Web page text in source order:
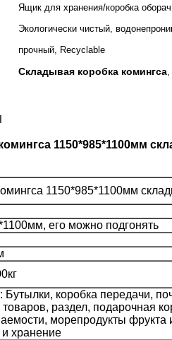
Ящик для хранения/коробка
Экологически чистый,
прочный, Recyclable
Складывая коробка комингса,
1150*985*1100мм
1150*985*1100мм
его можно подгонять
Бутылки, коробка передачи,
раздел, подарочная
морепродукты фрукта
хранение